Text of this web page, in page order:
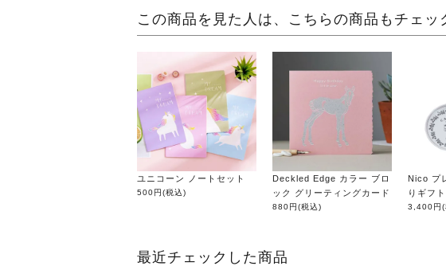
この商品を見た人は、こちらの商品もチェッ
ユニコーン ノートセット
500円(税込)
Deckled Edge カラー ブロ
ック グリーティングカード
880円(税込)
Nico プ
りギフ
3,400円(
最近チェックした商品